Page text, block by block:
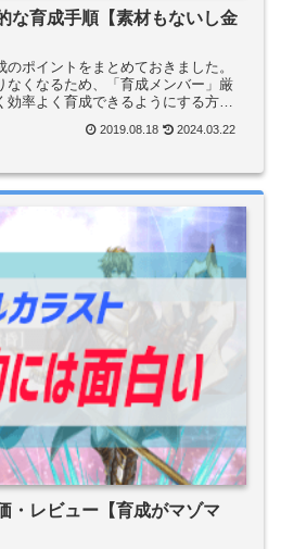
な育成手順【素材もないし金
ポイントをまとめておきました。
なくなるため、「育成メンバー」厳
率よく育成できるようにする方法
2019.08.18 2024.03.22
・レビュー【育成がマゾマ